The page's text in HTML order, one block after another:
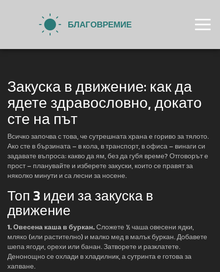
Закуска в движение: как да
ядете здравословно, докато
сте на път
Всичко започва с това, че сутрешната храна е гориво за тялото.
Ако сте в бързината – в кола, в транспорт, в офиса – винаги си
задавате въпроса: какво да ям, без да губя време? Отговорът е
прост – планувайте и изберете закуски, които се правят за
няколко минути и са лесни за носене.
Топ 3 идеи за закуска в
движение
1. Овесена каша в буркан.Сложете ½ чаша овесени ядки,
мляко (или растително) и малко мед в малък буркан. Добавете
шепа ягоди, орехи или банан. Затворете и разклатете.
Денонощно се охлади в хладилник, а сутринта е готова за
хапване.